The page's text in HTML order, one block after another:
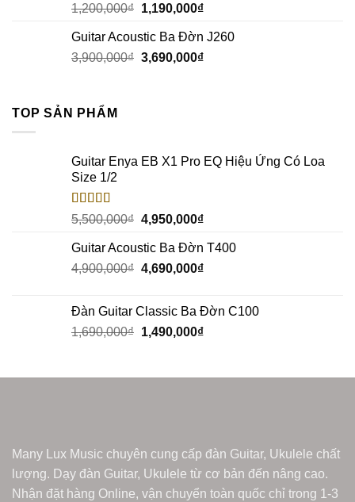
1,200,000₫ 1,190,000₫
Guitar Acoustic Ba Đờn J260
3,900,000₫ 3,690,000₫
TOP SẢN PHẨM
Guitar Enya EB X1 Pro EQ Hiệu Ứng Có Loa
Size 1/2
Rated5.00
out of 5
5,500,000₫ 4,950,000₫
Guitar Acoustic Ba Đờn T400
4,900,000₫ 4,690,000₫
Đàn Guitar Classic Ba Đờn C100
1,690,000₫ 1,490,000₫
Many Lux Music chuyên cung cấp đàn Guitar, Ukulele chất
lượng. Dạy đàn Guitar, Ukulele từ cơ bản đến nâng cao.
Nhận đặt hàng Online, vận chuyển toàn quốc chỉ trong 1-3